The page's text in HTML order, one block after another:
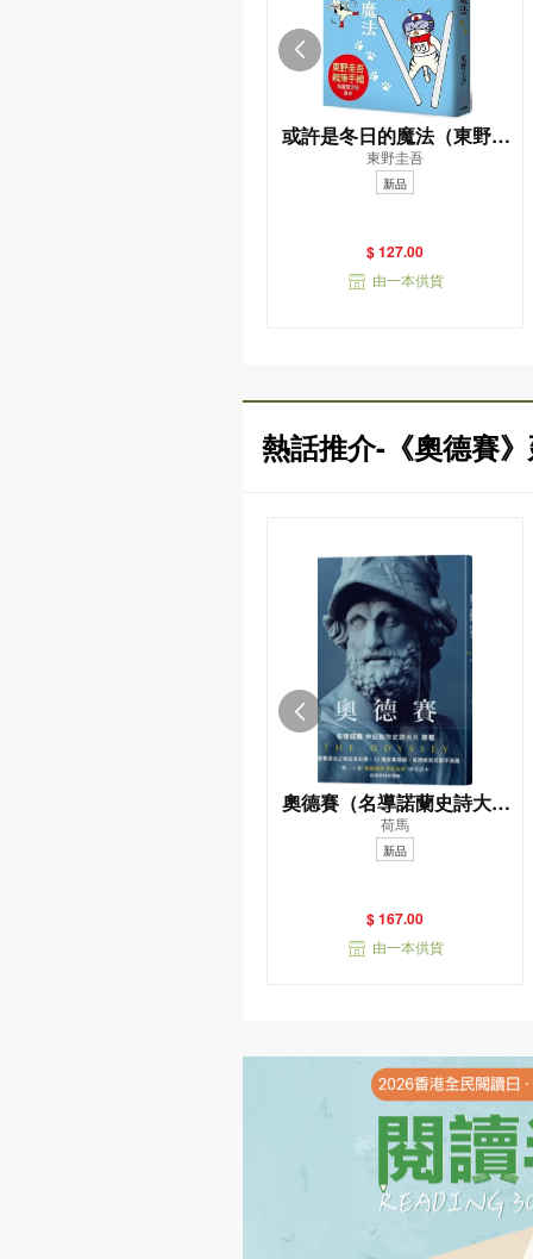
或許是冬日的魔法（東野圭
吾親自繪製貓咪插畫限定書
衣版）
東野圭吾
新品
$ 127.00
由一本供貨
熱話推介-《奧德賽
奧德賽（名導諾蘭史詩大片
原著，唯一主張（奧德賽作
者是女性）傳奇譯本）
荷馬
新品
$ 167.00
由一本供貨